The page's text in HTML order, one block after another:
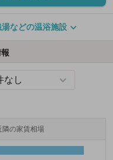
などの温浴施設
隣の家賃相場